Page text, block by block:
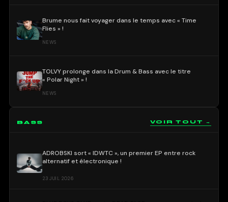
Brume nous fait voyager dans le temps avec « Time
Flies » !
NEWS
TOLVY prolonge dans la Drum & Bass avec le titre
« Polar Night » !
NEWS
BASS VOIR TOUT →
ADROBSKI sort « IDWTC », un premier EP entre rock
alternatif et électronique !
23 JUIL 2026